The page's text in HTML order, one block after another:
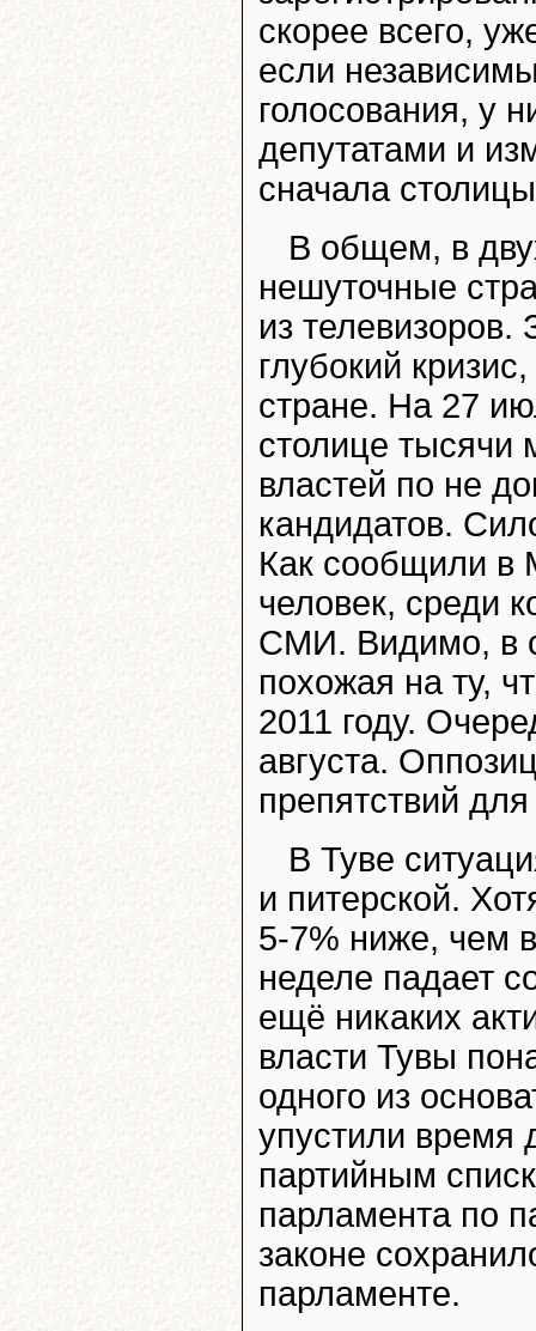
скорее всего,
если
голосования, у
депутатами и
сначала
В общем, в
нешуточные
из телевизоров.
глубокий
стране. На 27
столице тысячи
властей по не
кандидатов.
Как сообщили в
человек, среди
СМИ. Видимо, в
похожая на ту,
2011 году.
августа.
препятствий
В Туве
и питерской.
5-7% ниже, чем
неделе падает
ещё никаких
власти Тувы
одного из
упустили время
партийным
парламента по
законе
парламенте.